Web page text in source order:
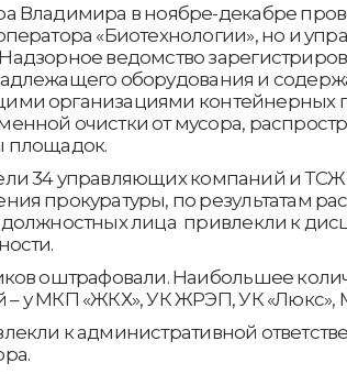
Владимира в ноябре-декабре
«Биотехнологии», но и
ведомство
оборудования и
организациями контейнерных
очистки от мусора,
площадок.
34 управляющих компаний и
прокуратуры, по результатам
должностных лица привлекли к
оштрафовали. Наибольшее
у МКП «ЖКХ», УК ЖРЭП, УК «Люкс»,
к административной